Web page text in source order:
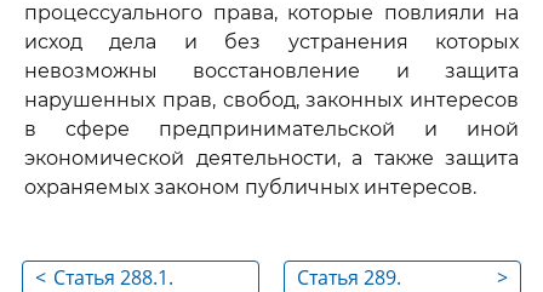
процессуального права, которые повлияли на
исход дела и без устранения которых
невозможны восстановление и защита
нарушенных прав, свобод, законных интересов
в сфере предпринимательской и иной
экономической деятельности, а также защита
охраняемых законом публичных интересов.
< Статья 288.1.
>
Статья 289.